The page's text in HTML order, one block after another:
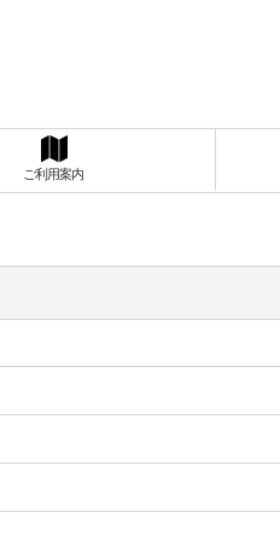
ご利用案内